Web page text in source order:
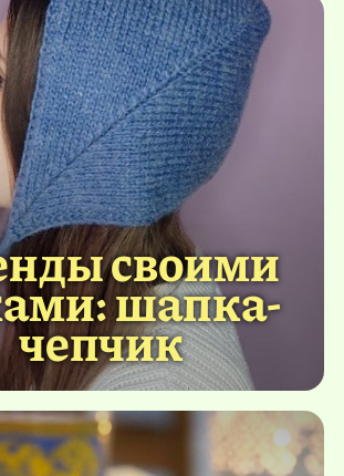
своими
шапка-
чепчик